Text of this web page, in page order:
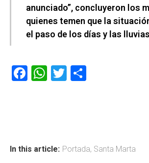
anunciado”, concluyeron los
quienes temen que la
el paso de los días y las
F
ok
W
p
T
tir
In this article: Portada, Santa Marta